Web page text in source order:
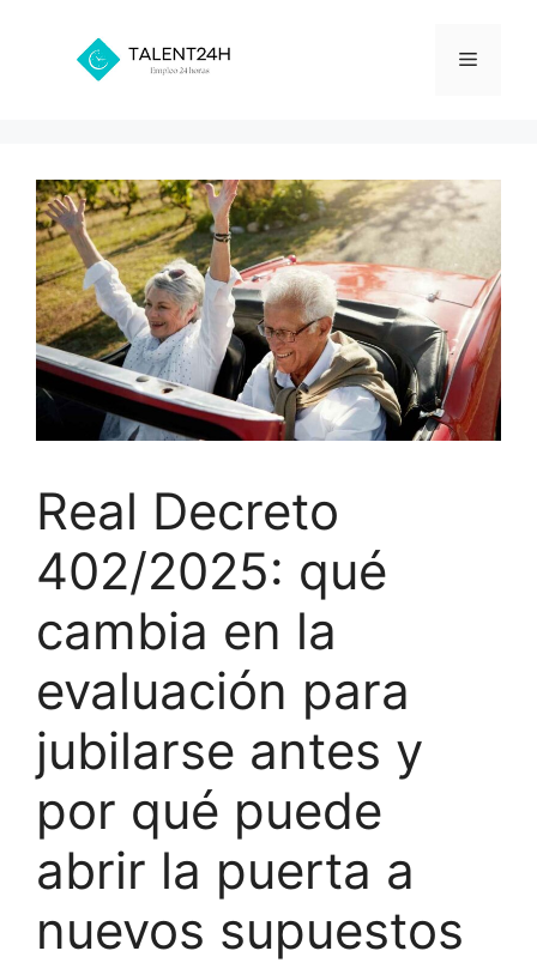
contenido
Menú
Real Decreto
402/2025: qué
cambia en la
evaluación para
jubilarse antes y
por qué puede
abrir la puerta a
nuevos supuestos